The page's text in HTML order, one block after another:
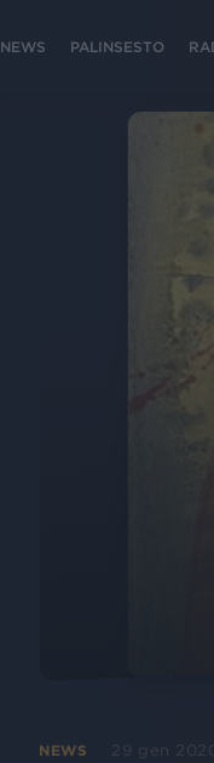
NEWS PALINSESTO
NEWS 29 gen